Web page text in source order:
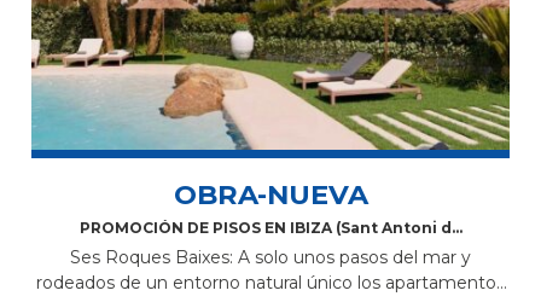
OBRA-NUEVA
PROMOCIÓN DE PISOS EN IBIZA (Sant Antoni de
Ses Roques Baixes: A solo unos pasos del mar y
rodeados de un entorno natural único los apartamentos